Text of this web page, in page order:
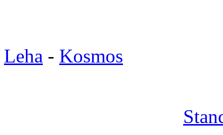
Leha - Kosmos